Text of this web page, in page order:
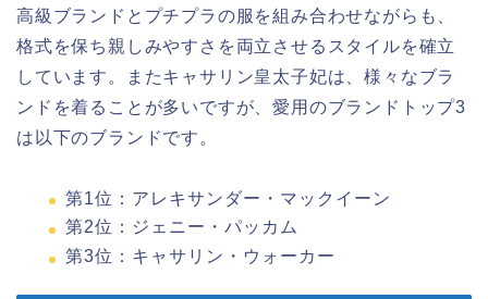
高級ブランドとプチプラの服を組み合わせながらも、
格式を保ち親しみやすさを両立させるスタイルを確立
しています。またキャサリン皇太子妃は、様々なブラ
ンドを着ることが多いですが、愛用のブランドトップ3
は以下のブランドです。
第1位：アレキサンダー・マックイーン
第2位：ジェニー・パッカム
第3位：キャサリン・ウォーカー